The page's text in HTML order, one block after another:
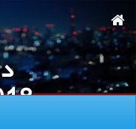
به
محتوای
اصلی